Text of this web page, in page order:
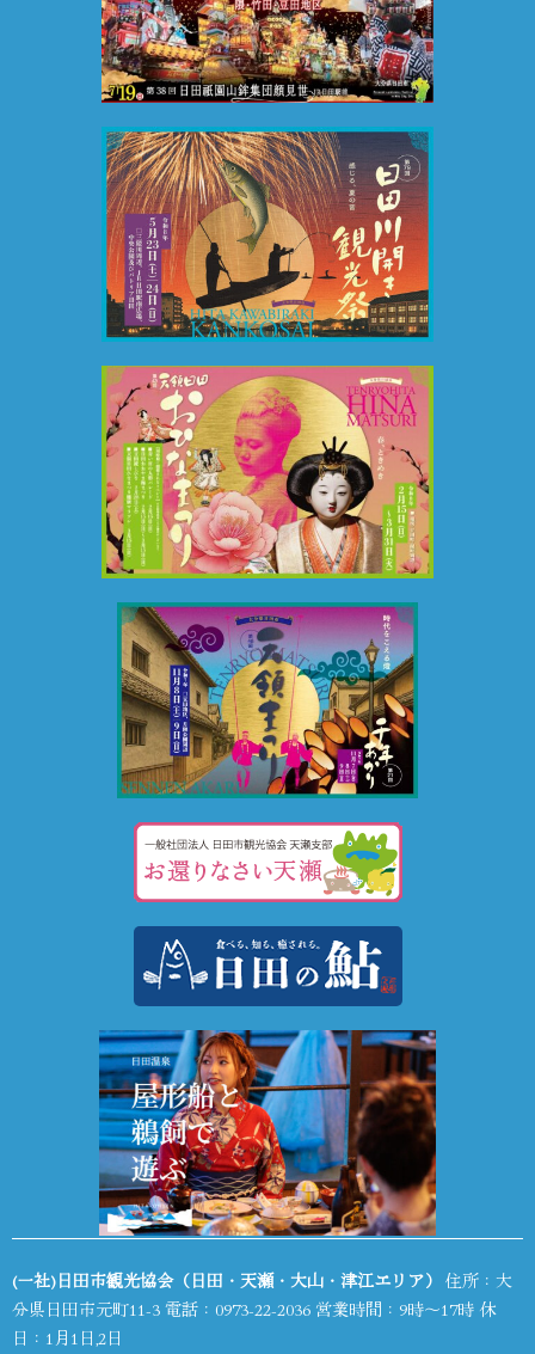
(一社)日田市観光協会（日田・天瀬・大山・津江エリア） 住所：大
分県日田市元町11-3 電話： 0973-22-2036 営業時間：9時～17時 休
日：1月1日,2日